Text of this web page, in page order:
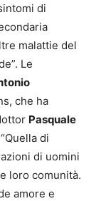
di
malattie del
Le
che ha
Pasquale
di
di uomini
loro comunità.
amore e